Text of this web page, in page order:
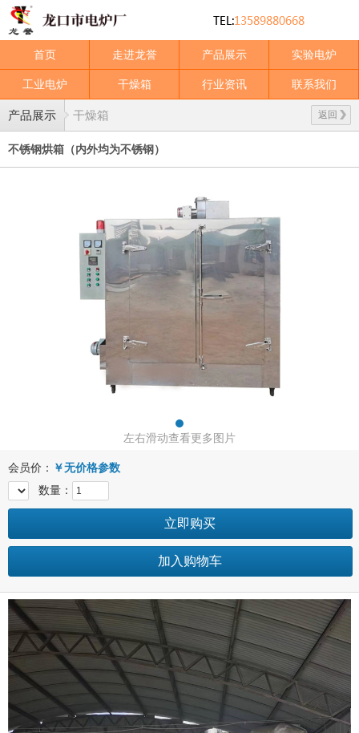
首页 走进龙誉 产品展示 实验电炉
工业电炉 干燥箱 行业资讯 联系我们
产品展示 返回
干燥箱
不锈钢烘箱（内外均为不锈钢）
左右滑动查看更多图片
会员价： ￥无价格参数
数量：
立即购买
加入购物车